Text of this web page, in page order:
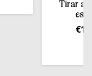
Tirar a
estante
13,50